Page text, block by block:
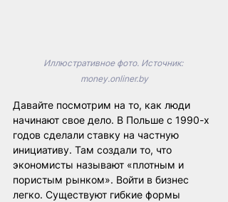
Иллюстративное фото. Источник:
money.onliner.by
Давайте посмотрим на то, как люди
начинают свое дело. В Польше с 1990-х
годов сделали ставку на частную
инициативу. Там создали то, что
экономисты называют «плотным и
пористым рынком». Войти в бизнес
легко. Существуют гибкие формы